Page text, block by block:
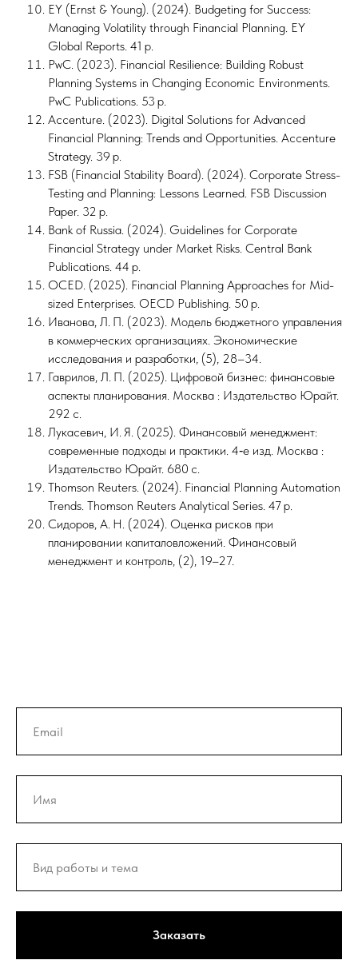
EY (Ernst & Young). (2024). Budgeting for Success:
Managing Volatility through Financial Planning. EY
Global Reports. 41 p.
PwC. (2023). Financial Resilience: Building Robust
Planning Systems in Changing Economic Environments.
PwC Publications. 53 p.
Accenture. (2023). Digital Solutions for Advanced
Financial Planning: Trends and Opportunities. Accenture
Strategy. 39 p.
FSB (Financial Stability Board). (2024). Corporate Stress-
Testing and Planning: Lessons Learned. FSB Discussion
Paper. 32 p.
Bank of Russia. (2024). Guidelines for Corporate
Financial Strategy under Market Risks. Central Bank
Publications. 44 p.
OCED. (2025). Financial Planning Approaches for Mid-
sized Enterprises. OECD Publishing. 50 p.
Иванова, Л. П. (2023). Модель бюджетного управления
в коммерческих организациях. Экономические
исследования и разработки, (5), 28–34.
Гаврилов, Л. П. (2025). Цифровой бизнес: финансовые
аспекты планирования. Москва : Издательство Юрайт.
292 с.
Лукасевич, И. Я. (2025). Финансовый менеджмент:
современные подходы и практики. 4‑е изд. Москва :
Издательство Юрайт. 680 с.
Thomson Reuters. (2024). Financial Planning Automation
Trends. Thomson Reuters Analytical Series. 47 p.
Сидоров, А. Н. (2024). Оценка рисков при
планировании капиталовложений. Финансовый
менеджмент и контроль, (2), 19–27.
Заказать